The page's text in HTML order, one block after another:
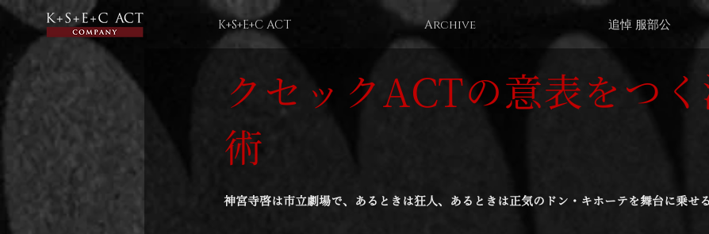
K+S+E+C ACT Archive 追悼 服部公
クセックACTの意表をつ
術
神宮寺啓は市立劇場で、あるときは狂人、あるときは正気のドン・キホーテを舞台に乗せる